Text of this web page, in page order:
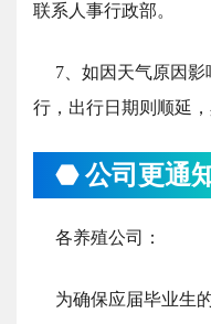
联系人事行政部。
7、如因天气原因
行，出行日期则顺延
⬣ 公司更通
各养殖公司：
为确保应届毕业生